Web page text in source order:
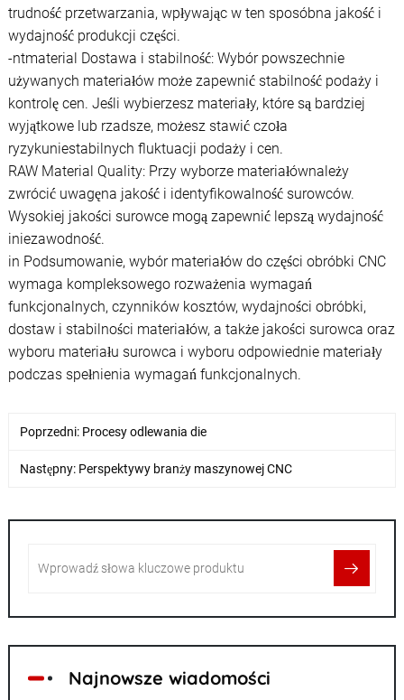
trudność przetwarzania, wpływając w ten sposóbna jakość i
wydajność produkcji części.
-ntmaterial Dostawa i stabilność: Wybór powszechnie
używanych materiałów może zapewnić stabilność podaży i
kontrolę cen. Jeśli wybierzesz materiały, które są bardziej
wyjątkowe lub rzadsze, możesz stawić czoła
ryzykuniestabilnych fluktuacji podaży i cen.
RAW Material Quality: Przy wyborze materiałównależy
zwrócić uwagęna jakość i identyfikowalność surowców.
Wysokiej jakości surowce mogą zapewnić lepszą wydajność
iniezawodność.
in Podsumowanie, wybór materiałów do części obróbki CNC
wymaga kompleksowego rozważenia wymagań
funkcjonalnych, czynników kosztów, wydajności obróbki,
dostaw i stabilności materiałów, a także jakości surowca oraz
wyboru materiału surowca i wyboru odpowiednie materiały
podczas spełnienia wymagań funkcjonalnych.
Poprzedni: Procesy odlewania die
Następny: Perspektywy branży maszynowej CNC
Najnowsze wiadomości